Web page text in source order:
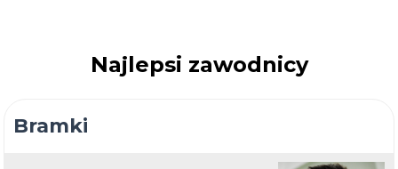
Najlepsi zawodnicy
Bramki